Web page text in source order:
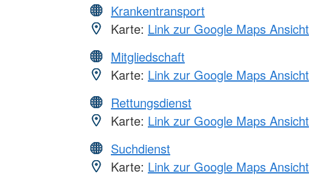
Krankentransport
Karte: Link zur Google Maps Ansicht
Mitgliedschaft
Karte: Link zur Google Maps Ansicht
Rettungsdienst
Karte: Link zur Google Maps Ansicht
Suchdienst
Karte: Link zur Google Maps Ansicht